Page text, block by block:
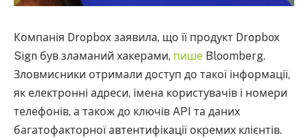
Компанія Dropbox заявила, що її продукт Dropbox
Sign був зламаний хакерами, пише Bloomberg.
Зловмисники отримали доступ до такої інформації,
як електронні адреси, імена користувачів і номери
телефонів, а також до ключів API та даних
багатофакторної автентифікації окремих клієнтів.